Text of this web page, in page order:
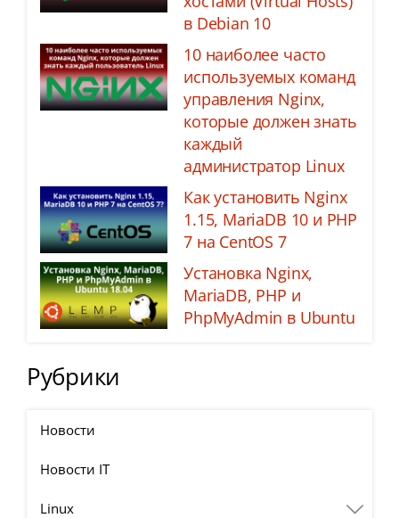
в Debian 10
10 наиболее часто
используемых команд
управления Nginx,
которые должен знать
каждый
администратор Linux
Как установить Nginx
1.15, MariaDB 10 и PHP
7 на CentOS 7
Установка Nginx,
MariaDB, PHP и
PhpMyAdmin в Ubuntu
Рубрики
Новости
Новости IT
Linux